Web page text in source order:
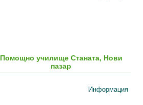
Помощно училище Станата, Нови
пазар
Информация